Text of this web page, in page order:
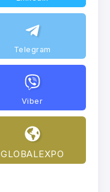
Telegram
Viber
GLOBALEXPO